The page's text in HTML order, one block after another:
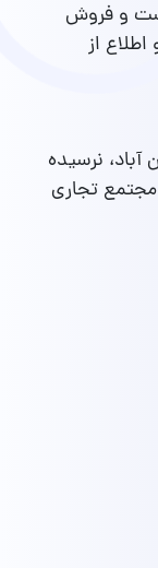
و فروش
از
نرسیده
تجاری